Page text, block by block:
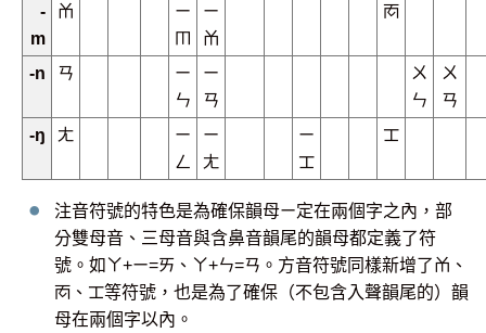
-
m
ㆰ
ㄧ
ㆬ
ㄧ
ㆰ
ㆱ
-n ㄢ
ㄧ
ㄣ
ㄧ
ㄢ
ㄨ
ㄣ
ㄨ
ㄢ
-ŋ
ㄤ
ㄧ
ㄥ
ㄧ
ㄤ
ㄧ
ㆲ
ㆲ
注音符號的特色是為確保韻母ㄧ定在兩個字之內，部
分雙母音、三母音與含鼻音韻尾的韻母都定義了符
號。如ㄚ+ㄧ=ㄞ、ㄚ+ㄣ=ㄢ。方音符號同樣新增了ㆰ、
ㆱ、ㆲ等符號，也是為了確保（不包含入聲韻尾的）韻
母在兩個字以內。